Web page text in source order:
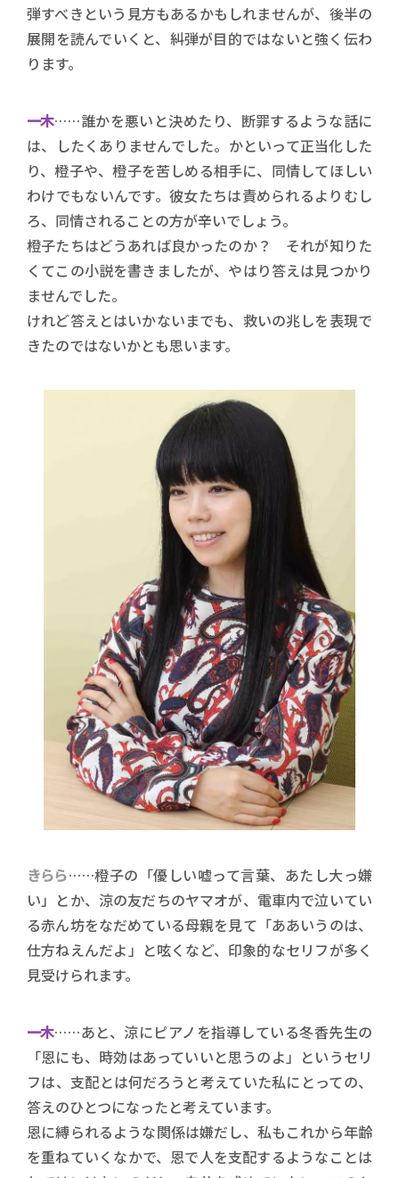
弾すべきという見方もあるかもしれませんが、後半の
展開を読んでいくと、糾弾が目的ではないと強く伝わ
ります。
一木……誰かを悪いと決めたり、断罪するような話に
は、したくありませんでした。かといって正当化した
り、橙子や、橙子を苦しめる相手に、同情してほしい
わけでもないんです。彼女たちは責められるよりむし
ろ、同情されることの方が辛いでしょう。
橙子たちはどうあれば良かったのか？ それが知りた
くてこの小説を書きましたが、やはり答えは見つかり
ませんでした。
けれど答えとはいかないまでも、救いの兆しを表現で
きたのではないかとも思います。
きらら……橙子の「優しい嘘って言葉、あたし大っ嫌
い」とか、涼の友だちのヤマオが、電車内で泣いてい
る赤ん坊をなだめている母親を見て「ああいうのは、
仕方ねえんだよ」と呟くなど、印象的なセリフが多く
見受けられます。
一木……あと、涼にピアノを指導している冬香先生の
「恩にも、時効はあっていいと思うのよ」というセリ
フは、支配とは何だろうと考えていた私にとっての、
答えのひとつになったと考えています。
恩に縛られるような関係は嫌だし、私もこれから年齢
を重ねていくなかで、恩で人を支配するようなことは